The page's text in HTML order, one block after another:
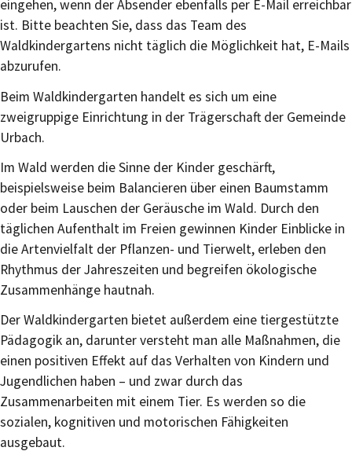
eingehen, wenn der Absender ebenfalls per E-Mail erreichbar
ist. Bitte beachten Sie, dass das Team des
Waldkindergartens nicht täglich die Möglichkeit hat, E-Mails
abzurufen.
Beim Waldkindergarten handelt es sich um eine
zweigruppige Einrichtung in der Trägerschaft der Gemeinde
Urbach.
Im Wald werden die Sinne der Kinder geschärft,
beispielsweise beim Balancieren über einen Baumstamm
oder beim Lauschen der Geräusche im Wald. Durch den
täglichen Aufenthalt im Freien gewinnen Kinder Einblicke in
die Artenvielfalt der Pflanzen- und Tierwelt, erleben den
Rhythmus der Jahreszeiten und begreifen ökologische
Zusammenhänge hautnah.
Der Waldkindergarten bietet außerdem eine tiergestützte
Pädagogik an, darunter versteht man alle Maßnahmen, die
einen positiven Effekt auf das Verhalten von Kindern und
Jugendlichen haben – und zwar durch das
Zusammenarbeiten mit einem Tier. Es werden so die
sozialen, kognitiven und motorischen Fähigkeiten
ausgebaut.